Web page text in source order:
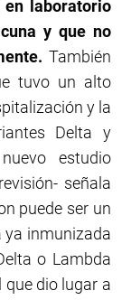
en laboratorio
y que no
También
tuvo un alto
y la
Delta y
estudio
señala
puede ser un
ya inmunizada
o Lambda
dio lugar a